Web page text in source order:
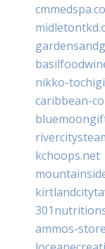
nikko-
caribbean-
kchoops.net
ammos-